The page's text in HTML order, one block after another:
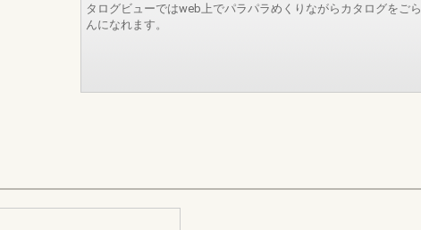
タログビューではweb上でパラパラめくりながらカタログをごら
んになれます。